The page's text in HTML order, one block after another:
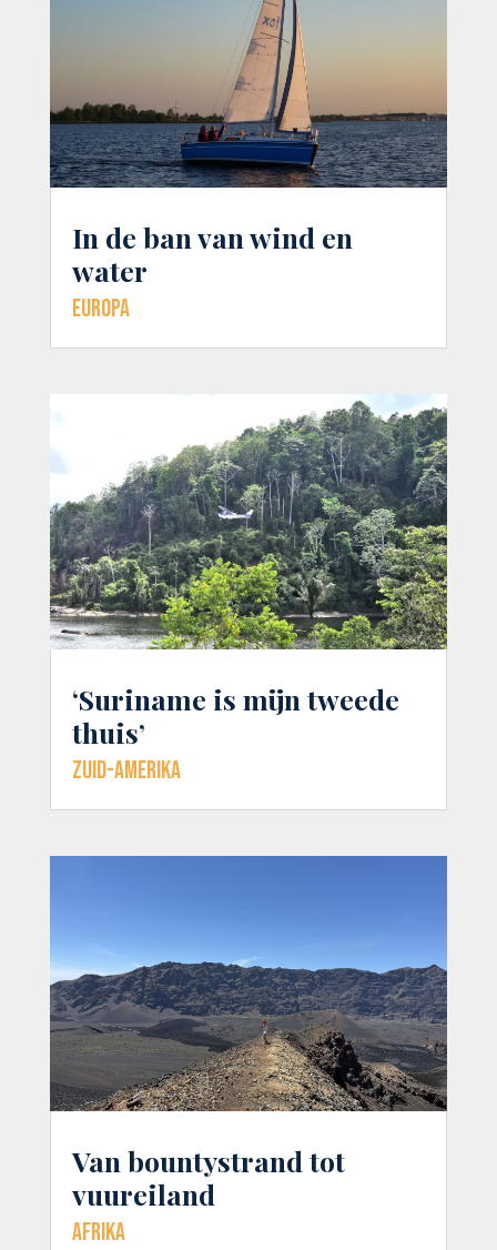
In de ban van wind en
water
Europa
‘Suriname is mijn tweede
thuis’
Zuid-Amerika
Van bountystrand tot
vuureiland
Afrika